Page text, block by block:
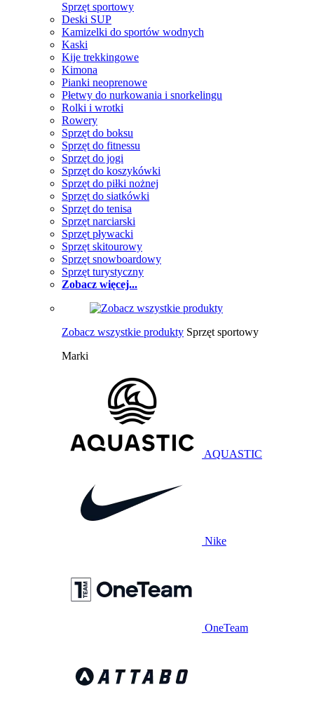
Sprzęt sportowy
Deski SUP
Kamizelki do sportów wodnych
Kaski
Kije trekkingowe
Kimona
Pianki neoprenowe
Płetwy do nurkowania i snorkelingu
Rolki i wrotki
Rowery
Sprzęt do boksu
Sprzęt do fitnessu
Sprzęt do jogi
Sprzęt do koszykówki
Sprzęt do piłki nożnej
Sprzęt do siatkówki
Sprzęt do tenisa
Sprzęt narciarski
Sprzęt pływacki
Sprzęt skitourowy
Sprzęt snowboardowy
Sprzęt turystyczny
Zobacz więcej...
Zobacz wszystkie produkty Sprzęt sportowy
Marki
AQUASTIC
Nike
OneTeam